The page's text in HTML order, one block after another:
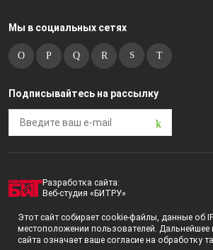
Мы в социальных сетях
Подписывайтесь на рассылку
Разработка сайта:
Веб-студия «БИТРУ»
2023 © i-market |
Пользовательское соглашение
Политика конфиденциальности
Этот сайт собирает cookie-файлы, данные об
местоположении пользователей. Дальнейшее
сайта означает ваше согласие на обработку